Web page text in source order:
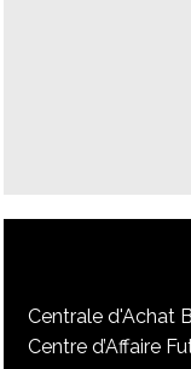
Centrale d'Achat
Centre d’Affaire